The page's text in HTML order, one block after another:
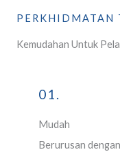
PERKHIDMATAN
Kemudahan Untuk
01.
Mudah
Berurusan